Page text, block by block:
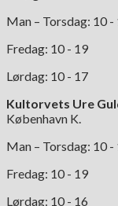
Man – Torsdag: 10 -
Fredag: 10 - 19
Lørdag: 10 - 17
Kultorvets Ure
København K.
Man – Torsdag: 10 -
Fredag: 10 - 19
Lørdag: 10 - 16